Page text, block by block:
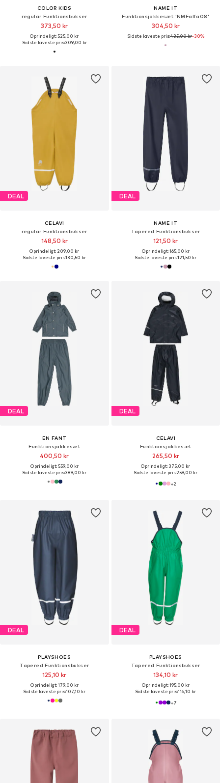
COLOR KIDS
regular Funktionsbukser
373,50 kr
Oprindeligt: 525,00 kr
Sidste laveste pris:309,00 kr
NAME IT
Funktionsjakkesæt 'NMFalfa08'
304,50 kr
Sidste laveste pris:435,00 kr-30%
DEAL
CELAVI
regular Funktionsbukser
148,50 kr
Oprindeligt: 209,00 kr
Sidste laveste pris:130,50 kr
DEAL
NAME IT
Tapered Funktionsbukser
121,50 kr
Oprindeligt: 165,00 kr
Sidste laveste pris:121,50 kr
DEAL
EN FANT
Funktionsjakkesæt
400,50 kr
Oprindeligt: 559,00 kr
Sidste laveste pris:389,00 kr
DEAL
CELAVI
Funktionsjakkesæt
265,50 kr
Oprindeligt: 375,00 kr
Sidste laveste pris:259,00 kr
+2
DEAL
PLAYSHOES
Tapered Funktionsbukser
125,10 kr
Oprindeligt: 179,00 kr
Sidste laveste pris:107,10 kr
DEAL
PLAYSHOES
Tapered Funktionsbukser
134,10 kr
Oprindeligt: 195,00 kr
Sidste laveste pris:116,10 kr
+7